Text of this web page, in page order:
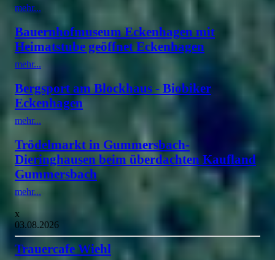
mehr...
Bauernhofmuseum Eckenhagen mit
Heimatstube geöffnet Eckenhagen
mehr...
Bergsport am Blockhaus - Biobiker
Eckenhagen
mehr...
Trödelmarkt in Gummersbach-
Dieringhausen beim überdachten Kaufland
Gummersbach
mehr...
x
03.08.2026
Trauercafe Wiehl